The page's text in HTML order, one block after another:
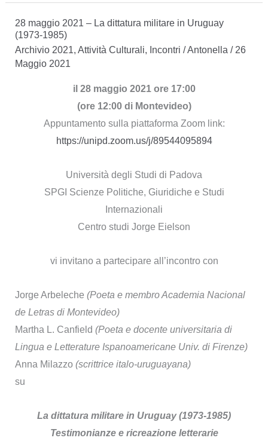
Castro
Urioste
28 maggio 2021 – La dittatura militare in Uruguay
(1973-1985)
Archivio 2021, Attività Culturali, Incontri /Antonella / 26
Maggio 2021
il 28 maggio 2021 ore 17:00
(ore 12:00 di Montevideo)
Appuntamento sulla piattaforma Zoom link:
https://unipd.zoom.us/j/89544095894
Università degli Studi di Padova
SPGI Scienze Politiche, Giuridiche e Studi
Internazionali
Centro studi Jorge Eielson
vi invitano a partecipare all’incontro con
Jorge Arbeleche (Poeta e membro Academia Nacional
de Letras di Montevideo)
Martha L. Canfield (Poeta e docente universitaria di
Lingua e Letterature Ispanoamericane Univ. di Firenze)
Anna Milazzo (scrittrice italo-uruguayana)
su
La dittatura militare in Uruguay (1973-1985)
Testimonianze e ricreazione letterarie